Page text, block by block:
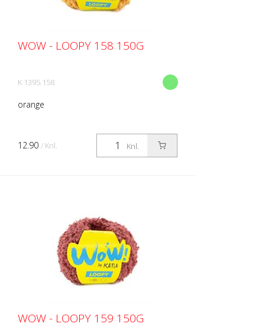
WOW - LOOPY 158 150G
K 1395.158
orange
Knl.
12.90 / Knl.
WOW - LOOPY 159 150G